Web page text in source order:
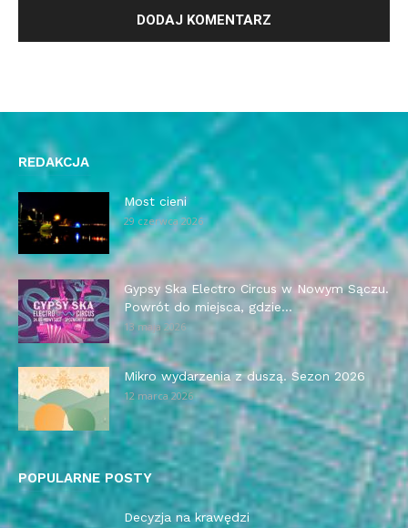
REDAKCJA
Most cieni
29 czerwca 2026
Gypsy Ska Electro Circus w Nowym Sączu.
Powrót do miejsca, gdzie...
13 maja 2026
Mikro wydarzenia z duszą. Sezon 2026
12 marca 2026
POPULARNE POSTY
Decyzja na krawędzi